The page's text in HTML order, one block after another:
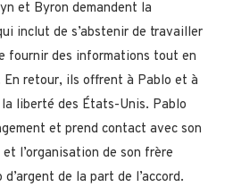
et Byron demandent la
inclut de s’abstenir de travailler
fournir des informations tout en
retour, ils offrent à Pablo et à
liberté des États-Unis. Pablo
et prend contact avec son
l’organisation de son frère
de la part de l’accord.